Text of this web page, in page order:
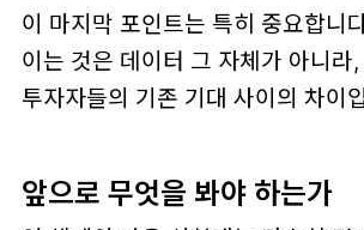
이 마지막 포인트는 특히 중요합니
이는 것은 데이터 그 자체가 아니라,
투자자들의 기존 기대 사이의 차이
앞으로 무엇을 봐야 하는가